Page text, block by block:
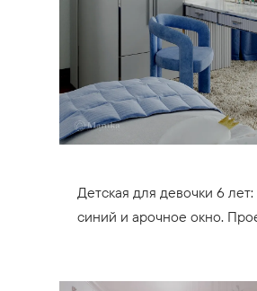
Детская для девочки 6
синий и арочное окно.